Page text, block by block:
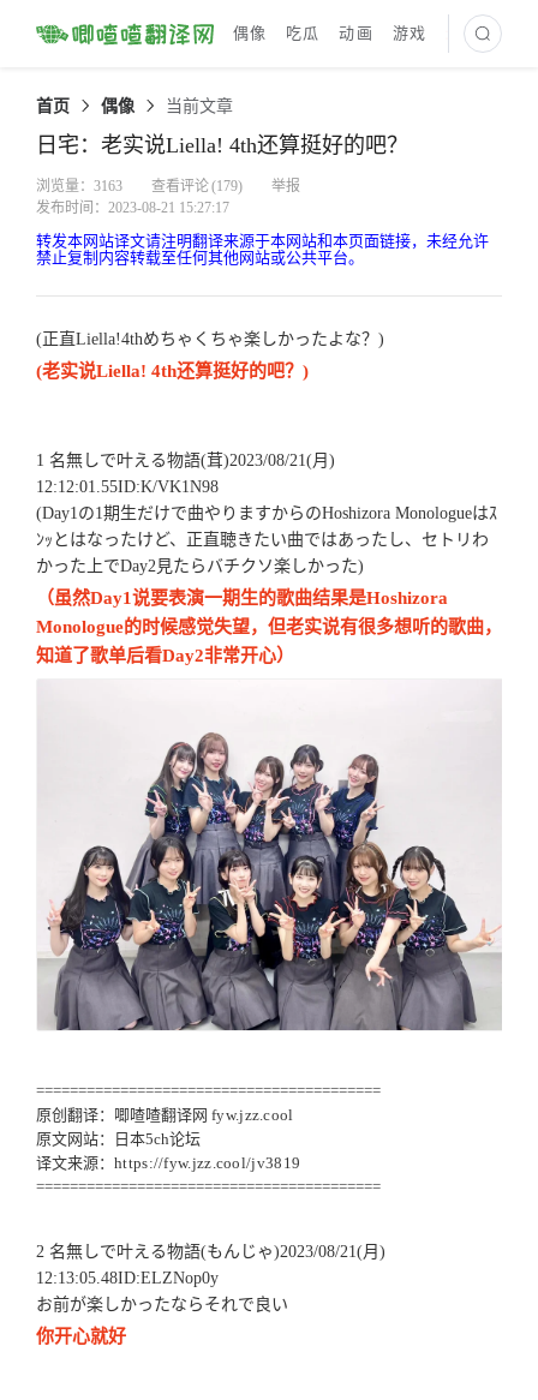
偶像 吃瓜 动画 游戏 最新译文
首页 偶像 当前文章
日宅：老实说Liella! 4th还算挺好的吧？
浏览量：3163 查看评论(179)
举报
发布时间：2023-08-21 15:27:17
转发本网站译文请注明翻译来源于本网站和本页面链接，未经允许
禁止复制内容转载至任何其他网站或公共平台。
(正直Liella!4thめちゃくちゃ楽しかったよな？)
(老实说Liella! 4th还算挺好的吧？)
1 名無しで叶える物語(茸)2023/08/21(月)
12:12:01.55ID:K/VK1N98
(Day1の1期生だけで曲やりますからのHoshizora Monologueはｽ
ﾝｯとはなったけど、正直聴きたい曲ではあったし、セトリわ
かった上でDay2見たらバチクソ楽しかった)
（虽然Day1说要表演一期生的歌曲结果是Hoshizora
Monologue的时候感觉失望，但老实说有很多想听的歌曲，
知道了歌单后看Day2非常开心）
=========================================
原创翻译：唧喳喳翻译网 fyw.jzz.cool
原文网站：日本5ch论坛
译文来源： https://fyw.jzz.cool/jv3819
=========================================
2 名無しで叶える物語(もんじゃ)2023/08/21(月)
12:13:05.48ID:ELZNop0y
お前が楽しかったならそれで良い
你开心就好